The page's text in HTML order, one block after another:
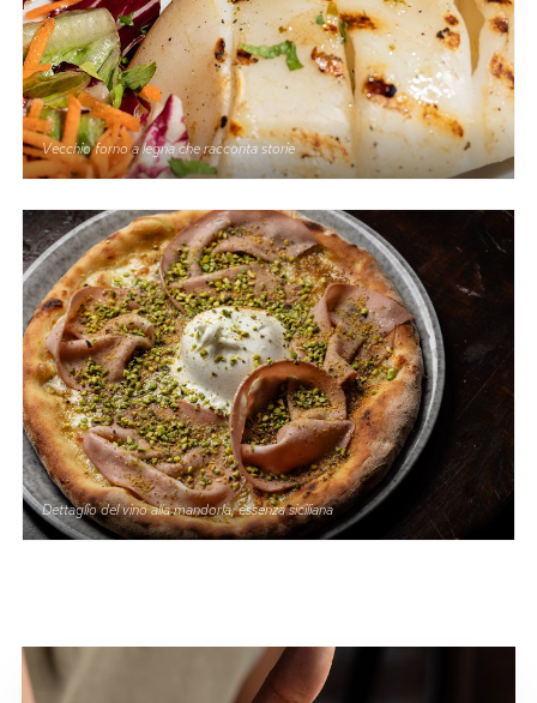
Vecchio forno a legna che racconta storie
Dettaglio del vino alla mandorla, essenza siciliana